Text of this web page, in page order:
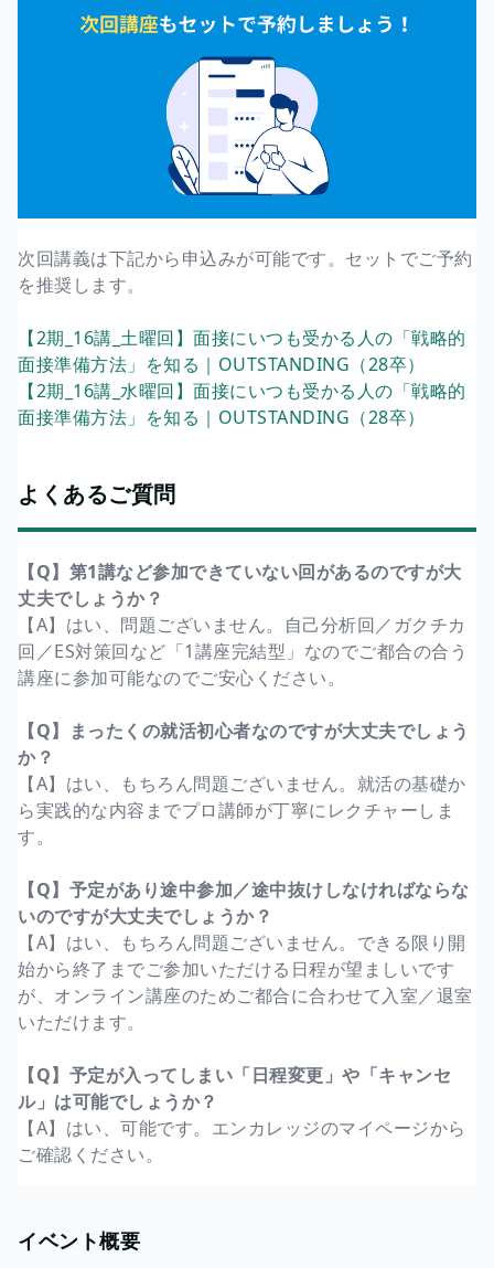
次回講義は下記から申込みが可能です。セットでご予約
を推奨します。
【2期_16講_土曜回】面接にいつも受かる人の「戦略的
面接準備方法」を知る｜OUTSTANDING（28卒）
【2期_16講_水曜回】面接にいつも受かる人の「戦略的
面接準備方法」を知る｜OUTSTANDING（28卒）
よくあるご質問
【Q】第1講など参加できていない回があるのですが大
丈夫でしょうか？
【A】はい、問題ございません。自己分析回／ガクチカ
回／ES対策回など「1講座完結型」なのでご都合の合う
講座に参加可能なのでご安心ください。
【Q】まったくの就活初心者なのですが大丈夫でしょう
か？
【A】はい、もちろん問題ございません。就活の基礎か
ら実践的な内容までプロ講師が丁寧にレクチャーしま
す。
【Q】予定があり途中参加／途中抜けしなければならな
いのですが大丈夫でしょうか？
【A】はい、もちろん問題ございません。できる限り開
始から終了までご参加いただける日程が望ましいです
が、オンライン講座のためご都合に合わせて入室／退室
いただけます。
【Q】予定が入ってしまい「日程変更」や「キャンセ
ル」は可能でしょうか？
【A】はい、可能です。エンカレッジのマイページから
ご確認ください。
イベント概要